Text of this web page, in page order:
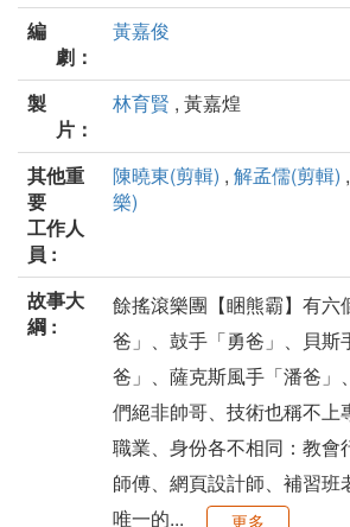
編
劇：
黃嘉俊
製
片：
林育賢 , 黃嘉煌
其他重
要
工作人
員 :
陳曉東(剪輯) , 解孟儒(剪輯) ,
樂)
故事大
綱 :
餘搖滾樂團【睏熊霸】有
爸」、鼓手「勇爸」、貝斯
爸」、薩克斯風手「潘爸
們絕非帥哥、技術也稱不
職業、身份各不相同：教
師傅、網頁設計師、補習
唯一的...
更多